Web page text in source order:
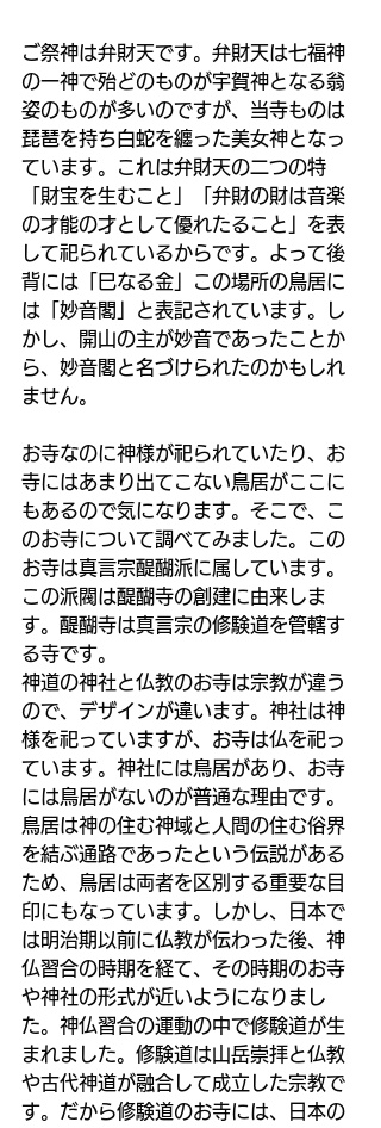
ご祭神は弁財天です。 弁財天は七福神
の一神で殆どのものが宇賀神となる翁
姿のものが多いのですが、当寺ものは
琵琶を持ち白蛇を纏った美女神となっ
ています。これは弁財天の二つの特
「財宝を生むこと」「弁財の財は音楽
の才能の才として優れたること」を表
して祀られているからです。よって後
背には「巳なる金」この場所の鳥居に
は「妙音閣」と表記されています。
し
かし、開山の主が妙音であったことか
ら、妙音閣と名づけられたのかもしれ
ません。
お寺なのに神様が祀られていたり、お
寺にはあまり出てこない鳥居がここに
もあるので気になります。そこで、こ
のお寺について調べてみました。この
お寺は真言宗醍醐派に属しています。
この派閥は醍醐寺の創建に由来しま
す。醍醐寺は真言宗の修験道を管轄す
る寺です。
神道の神社と仏教のお寺は宗教が違う
ので、デザインが違います。神社は神
様を祀っていますが、お寺は仏を祀っ
ています。神社には鳥居があり、お寺
には鳥居がないのが普通な理由です。
鳥居は神の住む神域と人間の住む俗界
を結ぶ通路であったという伝説がある
ため、鳥居は両者を区別する重要な目
印にもなっています。しかし、日本で
は明治期以前に仏教が伝わった後、神
仏習合の時期を経て、その時期のお寺
や神社の形式が近いようになりまし
た。神仏習合の運動の中で修験道が生
まれました。修験道は山岳崇拝と仏教
や古代神道が融合して成立した宗教で
す。だから修験道のお寺には、日本の